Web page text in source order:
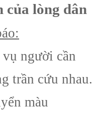
của lòng dân
người cần
trần cứu nhau.
màu